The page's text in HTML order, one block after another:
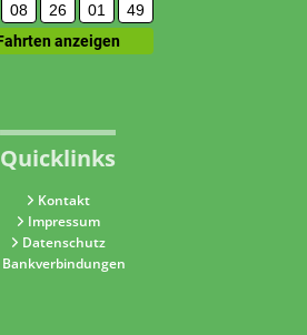
Quicklinks
Kontakt
Impressum
Datenschutz
Bankverbindungen